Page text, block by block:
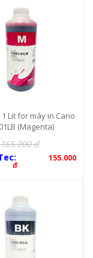
Lit for máy in Cano
(Magenta)
165.000 đ
155.000
đ